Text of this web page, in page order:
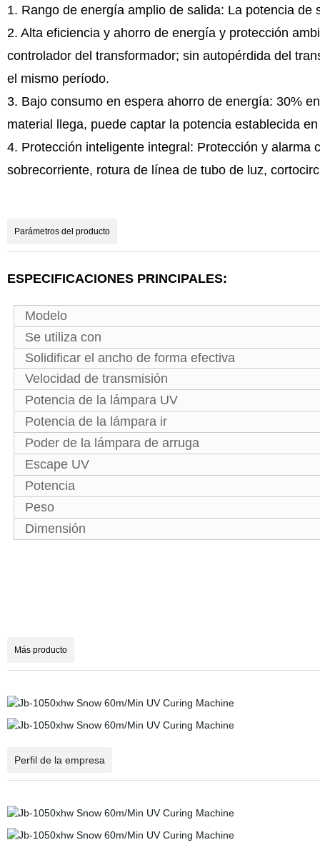
1. Rango de energía amplio de salida: La potencia
2. Alta eficiencia y ahorro de energía y protección
controlador del transformador; sin autopérdida del
el mismo período.
3. Bajo consumo en espera ahorro de energía: 30%
material llega, puede captar la potencia establecida
4. Protección inteligente integral: Protección y
sobrecorriente, rotura de línea de tubo de luz,
Parámetros del producto
ESPECIFICACIONES PRINCIPALES:
Modelo
Se utiliza con
Solidificar el ancho de forma efectiva
Velocidad de transmisión
Potencia de la lámpara UV
Potencia de la lámpara ir
Poder de la lámpara de arruga
Escape UV
Potencia
Peso
Dimensión
Más producto
Perfil de la empresa